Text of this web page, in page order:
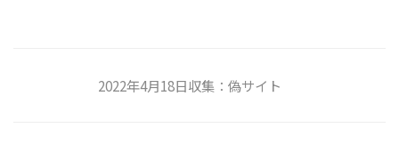
2022年4月18日収集：偽サイト